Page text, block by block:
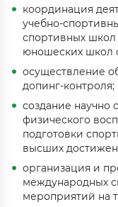
координация
учебно-
спортивных школ
юношеских школ
осуществление
допинг-контроля;
создание научно
физического
подготовки
высших
организация и
международных
мероприятий на